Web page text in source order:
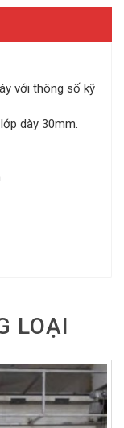
với thông số kỹ
dày 30mm.
LOẠI